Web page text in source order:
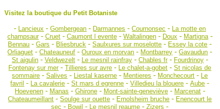
Visitez la boutique du Petit Botaniste
- Lancieux -Gombergean - Darmannes -Cournonsec - La motte en
champsaur- Cruet- Caumont l evente- Waltalingen- Doux - Martigna-
Bennau -Gars - Bliesbruck -Saulxures sur moselotte - Essey la cote -
Orliaguet -Chateauneuf -Ouroux en morvan - Montbarrey -Gavaudun -
St aigulin- Veldwezelt- Le mesnil rainfray- Chables fr- Fourdrinoy-
Fontenay sur mer-Tillieres sur avre - Le chalet-a-gobet -St nicolas de
sommaire -Salives - Liestal kaserne - Mentieres - Monchecourt - Le
favril - La cavalerie -St mars d egrenne -Villedieu la blouere -Aube -
Hoevenen- Manas - Ghirone- Mont-sainte-geneviève- Marcenat-
Chateaumeillant -Soulge sur ouette - Ernolsheim bruche - Enencourt le
sec - Bowil - Le mesnil reaume -Zizers -